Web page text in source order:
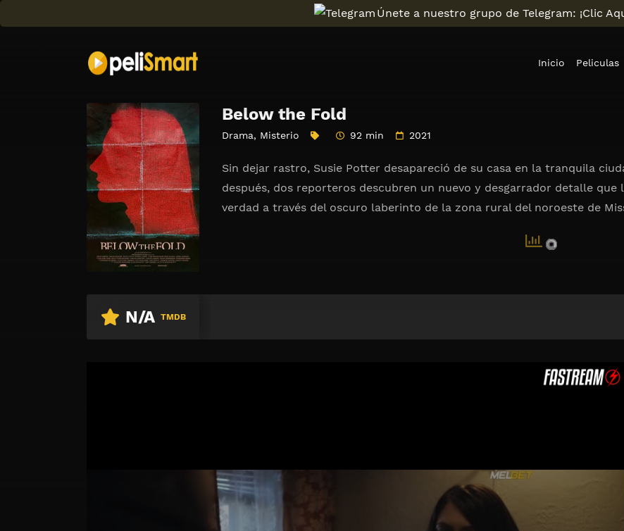
Únete a nuestro grupo de Telegram: ¡Clic
Inicio Peliculas
Below the Fold
Drama, Misterio 92 min 2021
Sin dejar rastro, Susie Potter desapareció de su casa en la tranquila
después, dos reporteros descubren un nuevo y desgarrador detalle que
verdad a través del oscuro laberinto de la zona rural del noroeste de
N/A TMDB